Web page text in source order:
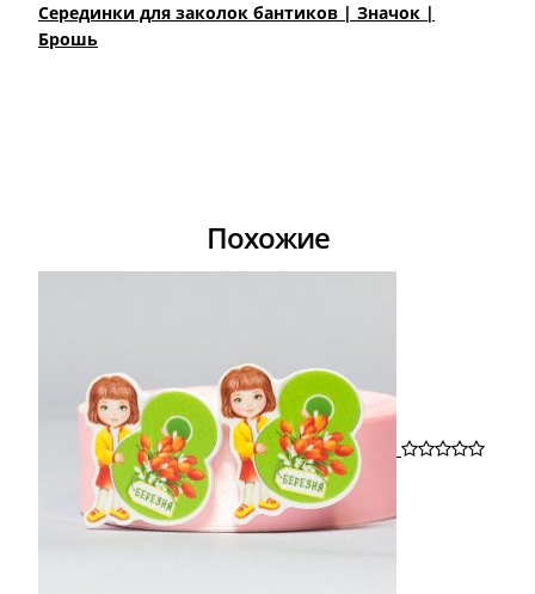
Cерединки для заколок бантиков | Значок |
Брошь
Похожие